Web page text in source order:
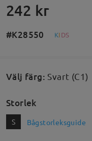
242 kr
#K28550 KIDS
Välj färg: Svart (C1)
Storlek
S Bågstorleksguide